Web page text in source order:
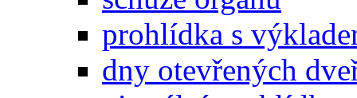
prohlídka s
dny otevřených